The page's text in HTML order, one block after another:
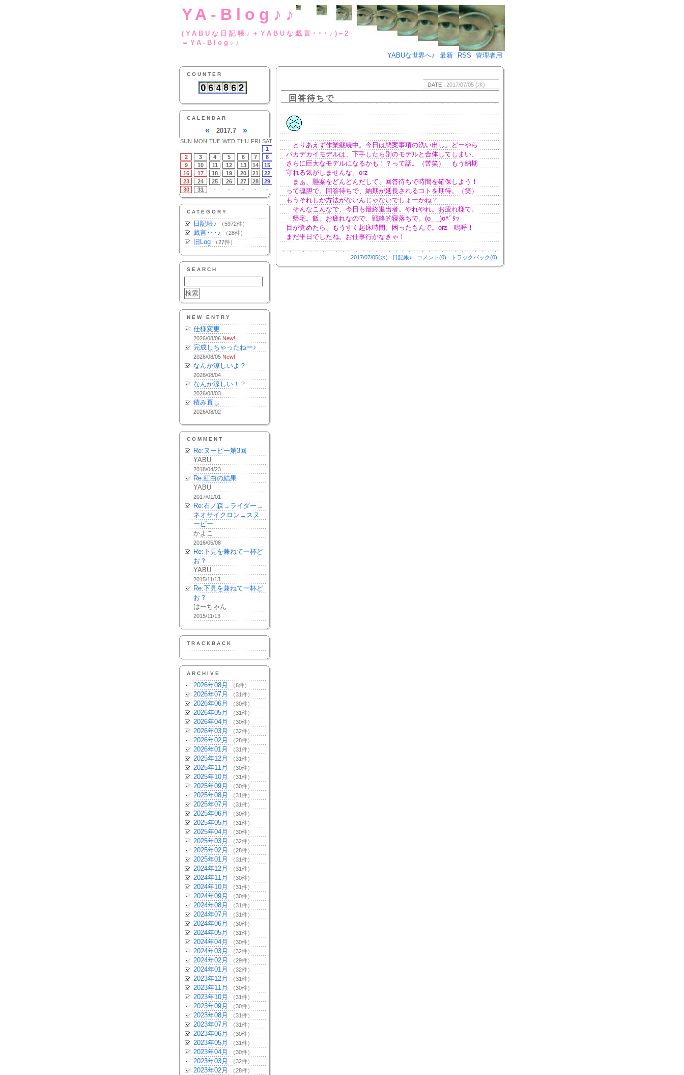
YA-Blog♪♪
(YABUな日記帳♪＋YABUな戯言･･･♪)÷2
＝YA-Blog♪♪
YABUな世界へ♪
最新 RSS 管理者用
COUNTER
CALENDAR
« 2017.7 »
SUN MON TUE WED THU FRI SAT
-
- - - - -
1
2
3 4 5 6 7
8
9
10 11 12 13 14
15
16
17 18 19 20 21
22
23
24 25 26 27 28
29
30
31 - - - - -
CATEGORY
日記帳♪ （5972件）
戯言･･･♪ （28件）
旧Log （27件）
SEARCH
NEW ENTRY
仕様変更
2026/08/06 New!
完成しちゃったねー♪
2026/08/05 New!
なんか涼しいよ？
2026/08/04
なんか涼しい！？
2026/08/03
積み直し
2026/08/02
COMMENT
Re:ヌーピー第3回
YABU
2018/04/23
Re:紅白の結果
YABU
2017/01/01
Re:石ノ森→ライダー→
ネオサイクロン→スヌ
ーピー
かよこ
2016/05/08
Re:下見を兼ねて一杯ど
お？
YABU
2015/11/13
Re:下見を兼ねて一杯ど
お？
はーちゃん
2015/11/13
TRACKBACK
ARCHIVE
2026年08月 （6件）
2026年07月 （31件）
2026年06月 （30件）
2026年05月 （31件）
2026年04月 （30件）
2026年03月 （32件）
2026年02月 （28件）
2026年01月 （31件）
2025年12月 （31件）
2025年11月 （30件）
2025年10月 （31件）
2025年09月 （30件）
2025年08月 （31件）
2025年07月 （31件）
2025年06月 （30件）
2025年05月 （31件）
2025年04月 （30件）
2025年03月 （32件）
2025年02月 （28件）
2025年01月 （31件）
2024年12月 （31件）
2024年11月 （30件）
2024年10月 （31件）
2024年09月 （30件）
2024年08月 （31件）
2024年07月 （31件）
2024年06月 （30件）
2024年05月 （31件）
2024年04月 （30件）
2024年03月 （32件）
2024年02月 （29件）
2024年01月 （32件）
2023年12月 （31件）
2023年11月 （30件）
2023年10月 （31件）
2023年09月 （30件）
2023年08月 （31件）
2023年07月 （31件）
2023年06月 （30件）
2023年05月 （31件）
2023年04月 （30件）
2023年03月 （32件）
2023年02月 （28件）
DATE : 2017/07/05 (水)
回答待ちで
とりあえず作業継続中。今日は懸案事項の洗い出し。どーやら
バカデカイモデルは、下手したら別のモデルと合体してしまい、
さらに巨大なモデルになるかも！？って話。（苦笑） もう納期
守れる気がしませんな。orz
まぁ、懸案をどんどんだして、回答待ちで時間を確保しよう！
って魂胆で。回答待ちで、納期が延長されるコトを期待。（笑）
もうそれしか方法がないんじゃないでしょーかね？
そんなこんなで、今日も最終退出者。やれやれ。お疲れ様で。
帰宅。飯。お疲れなので、戦略的寝落ちで。(o_ _)oﾊﾞﾀｯ
目が覚めたら、もうすぐ起床時間。困ったもんで。orz 嗚呼！
まだ平日でしたね。お仕事行かなきゃ！
2017/07/05(水) 日記帳♪ コメント(0) トラックバック(0)